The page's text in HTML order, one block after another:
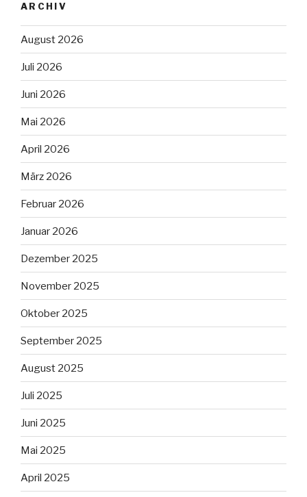
ARCHIV
August 2026
Juli 2026
Juni 2026
Mai 2026
April 2026
März 2026
Februar 2026
Januar 2026
Dezember 2025
November 2025
Oktober 2025
September 2025
August 2025
Juli 2025
Juni 2025
Mai 2025
April 2025